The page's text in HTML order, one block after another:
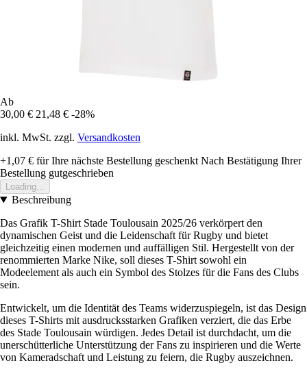
Ab
30,00 € 21,48 € -28%
inkl. MwSt. zzgl. Versandkosten
+1,07 € für Ihre nächste Bestellung geschenkt Nach Bestätigung Ihrer
Bestellung gutgeschrieben
Loading...
Beschreibung
Das Grafik T-Shirt Stade Toulousain 2025/26 verkörpert den
dynamischen Geist und die Leidenschaft für Rugby und bietet
gleichzeitig einen modernen und auffälligen Stil. Hergestellt von der
renommierten Marke Nike, soll dieses T-Shirt sowohl ein
Modeelement als auch ein Symbol des Stolzes für die Fans des Clubs
sein.
Entwickelt, um die Identität des Teams widerzuspiegeln, ist das Design
dieses T-Shirts mit ausdrucksstarken Grafiken verziert, die das Erbe
des Stade Toulousain würdigen. Jedes Detail ist durchdacht, um die
unerschütterliche Unterstützung der Fans zu inspirieren und die Werte
von Kameradschaft und Leistung zu feiern, die Rugby auszeichnen.